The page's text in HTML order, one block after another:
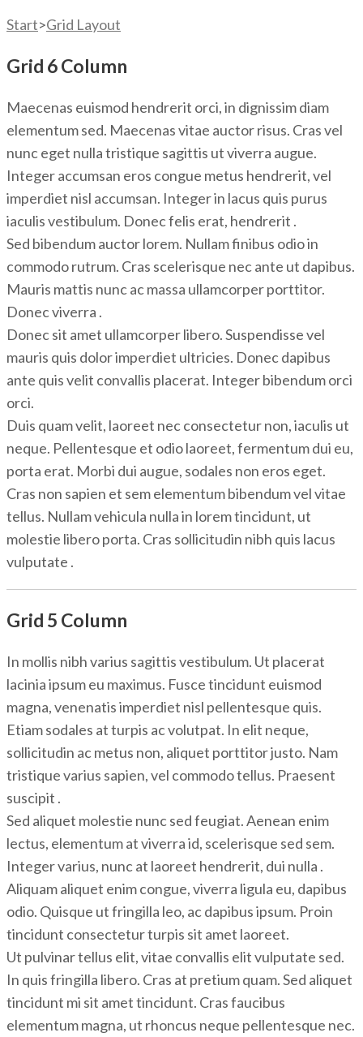
Start>Grid Layout
Grid 6 Column
Maecenas euismod hendrerit orci, in dignissim diam
elementum sed. Maecenas vitae auctor risus. Cras vel
nunc eget nulla tristique sagittis ut viverra augue.
Integer accumsan eros congue metus hendrerit, vel
imperdiet nisl accumsan. Integer in lacus quis purus
iaculis vestibulum. Donec felis erat, hendrerit .
Sed bibendum auctor lorem. Nullam finibus odio in
commodo rutrum. Cras scelerisque nec ante ut dapibus.
Mauris mattis nunc ac massa ullamcorper porttitor.
Donec viverra .
Donec sit amet ullamcorper libero. Suspendisse vel
mauris quis dolor imperdiet ultricies. Donec dapibus
ante quis velit convallis placerat. Integer bibendum orci
orci.
Duis quam velit, laoreet nec consectetur non, iaculis ut
neque. Pellentesque et odio laoreet, fermentum dui eu,
porta erat. Morbi dui augue, sodales non eros eget.
Cras non sapien et sem elementum bibendum vel vitae
tellus. Nullam vehicula nulla in lorem tincidunt, ut
molestie libero porta. Cras sollicitudin nibh quis lacus
vulputate .
Grid 5 Column
In mollis nibh varius sagittis vestibulum. Ut placerat
lacinia ipsum eu maximus. Fusce tincidunt euismod
magna, venenatis imperdiet nisl pellentesque quis.
Etiam sodales at turpis ac volutpat. In elit neque,
sollicitudin ac metus non, aliquet porttitor justo. Nam
tristique varius sapien, vel commodo tellus. Praesent
suscipit .
Sed aliquet molestie nunc sed feugiat. Aenean enim
lectus, elementum at viverra id, scelerisque sed sem.
Integer varius, nunc at laoreet hendrerit, dui nulla .
Aliquam aliquet enim congue, viverra ligula eu, dapibus
odio. Quisque ut fringilla leo, ac dapibus ipsum. Proin
tincidunt consectetur turpis sit amet laoreet.
Ut pulvinar tellus elit, vitae convallis elit vulputate sed.
In quis fringilla libero. Cras at pretium quam. Sed aliquet
tincidunt mi sit amet tincidunt. Cras faucibus
elementum magna, ut rhoncus neque pellentesque nec.